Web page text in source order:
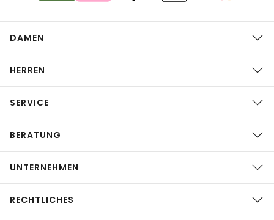
DAMEN
HERREN
SERVICE
BERATUNG
UNTERNEHMEN
RECHTLICHES